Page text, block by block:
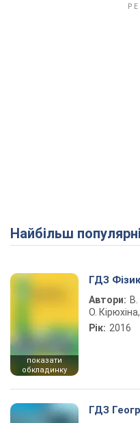
Найбільш
показати
обкладинку
ГДЗ
Автори:
О.
Рік: 2016
ГДЗ